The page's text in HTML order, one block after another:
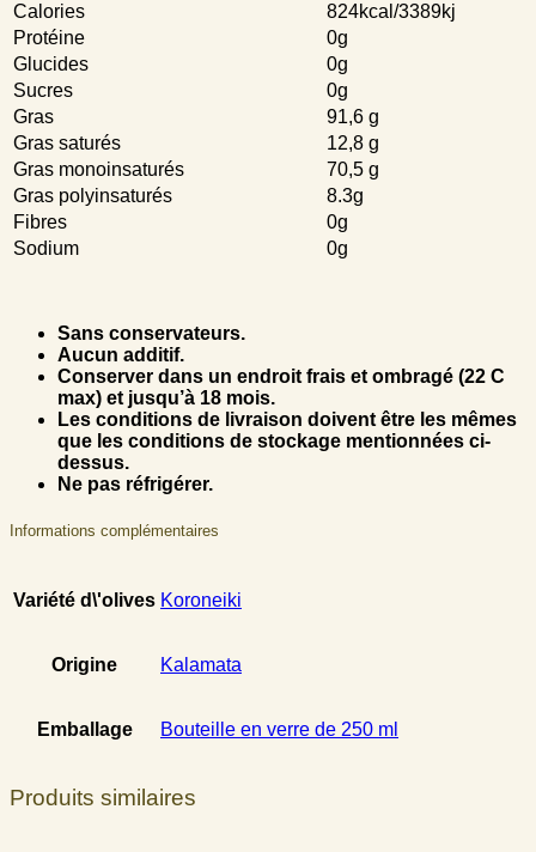
Calories
824kcal/3389kj
Protéine
0g
Glucides
0g
Sucres
0g
Gras
91,6 g
Gras saturés
12,8 g
Gras monoinsaturés
70,5 g
Gras polyinsaturés
8.3g
Fibres
0g
Sodium
0g
Sans conservateurs.
Aucun additif.
Conserver dans un endroit frais et ombragé (22 C
max) et jusqu’à 18 mois.
Les conditions de livraison doivent être les mêmes
que les conditions de stockage mentionnées ci-
dessus.
Ne pas réfrigérer.
Informations complémentaires
Variété d\'olives Koroneiki
Origine Kalamata
Emballage Bouteille en verre de 250 ml
Produits similaires